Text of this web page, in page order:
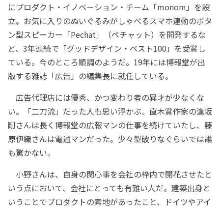
にプロダクト・イノベーション・チーム「monom」を設
立。お気に入りのぬいぐるみがしゃべるスマホ連動のボタ
ン型スピーカー「Pechat」（ペチャット）を開発するな
ど、3年連続で「グッドデザイン・ベスト100」を受賞し
ている。今のところ順調のようだ。19年には博報堂が出
版する雑誌「広告」の編集長に就任している。
広告代理店には優秀、かつ変わり者の異才が少なくな
い。「二刀流」だった人も思い浮かぶ。直木賞作家の逢坂
剛さんは長く博報堂の広報マンの仕事を続けていたし、藤
原伊織さんは電通マンだった。少々型破りなぐらいでは誰
も驚かない。
小野さんは、自身の関心事を会社の枠内で開花させたと
いう点において、会社にとっても有難い人だ。建築出身と
いうことでプロダクトの素地があったこと、ドイツやアイ